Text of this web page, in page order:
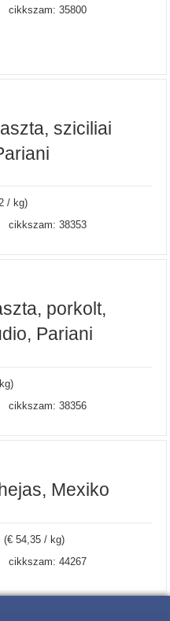
cikkszam: 35800
sziciliai
/ kg)
cikkszam: 38353
porkolt,
Pariani
cikkszam: 38356
Mexiko
(€ 54,35 / kg)
cikkszam: 44267